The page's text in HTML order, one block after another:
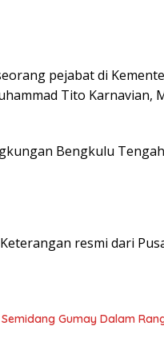
pejabat di
Tito Karnavian,
Bengkulu
resmi dari
Gumay Dalam